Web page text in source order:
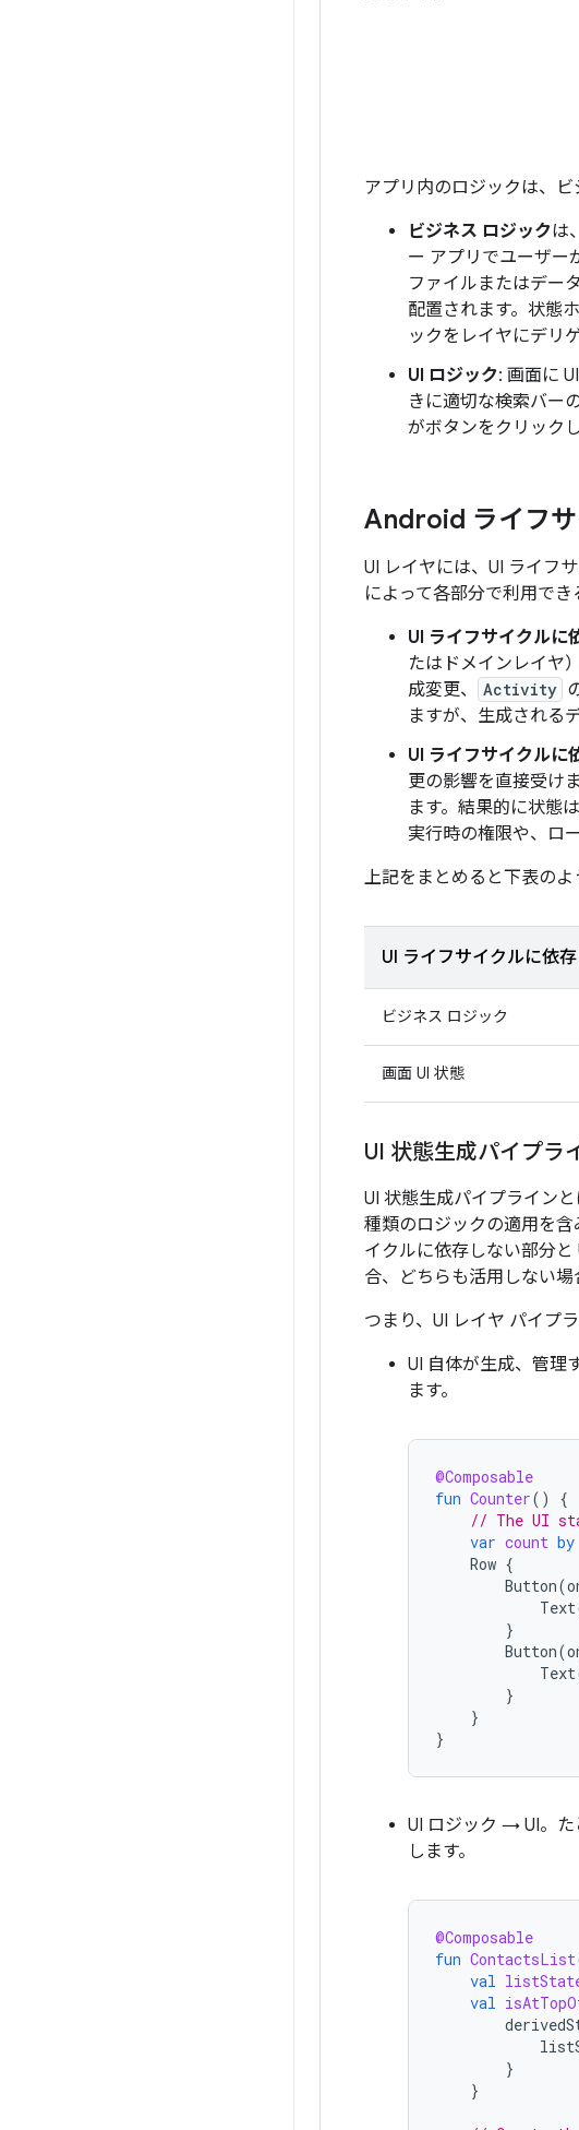
アプリ内のロジックは、ビ
ビジネス ロジックは
ー アプリでユーザー
ファイルまたはデー
配置されます。状態
ックをレイヤにデリ
UI ロジック: 画面に
きに適切な検索バー
がボタンをクリック
Android ライフ
UI レイヤには、UI ライフ
によって各部分で利用でき
UI ライフサイクルに
たはドメインレイヤ
成変更、
Activity
ますが、生成される
UI ライフサイクルに
更の影響を直接受け
ます。結果的に状態
実行時の権限や、ロ
上記をまとめると下表のよ
UI ライフサイクルに依
ビジネス ロジック
画面 UI 状態
UI 状態生成パイプラ
UI 状態生成パイプライン
種類のロジックの適用を含
イクルに依存しない部分
合、どちらも活用しない場
つまり、UI レイヤ パイプ
UI 自体が生成、管理
ます。
@Composable
fun Counter()
{
// The UI
var count by
Row {
Button(
Text
}
Button(
Text
}
}
}
UI ロジック → UI。
します。
@Composable
fun ContactsList
val
val
}
}